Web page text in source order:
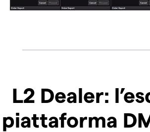
L2 Dealer:
piattaforma